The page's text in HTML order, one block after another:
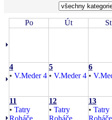
Po Út St
4
• V.Meder 4
5
• V.Meder 4
6
•
11
• Tatry
Roháče
12
• Tatry
Roháče
13
• Tatry
Roháče